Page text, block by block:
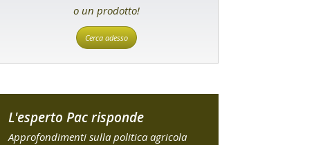
o un prodotto!
Cerca adesso
L'esperto Pac risponde
Approfondimenti sulla politica agricola